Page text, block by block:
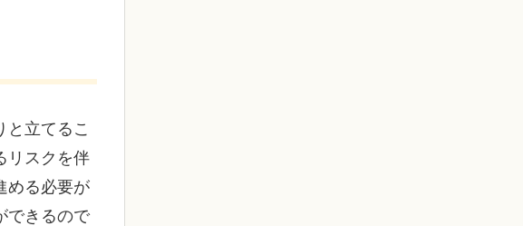
立てるこ
リスクを伴
める必要が
できるので